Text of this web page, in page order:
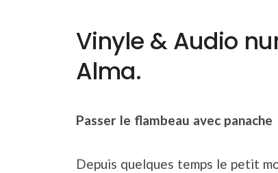
Vinyle & Audio
Alma.
Passer le flambeau avec panache
Depuis quelques temps le petit